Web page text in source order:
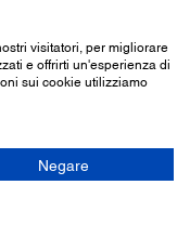
visitatori, per migliorare
e offrirti un'esperienza di
sui cookie utilizziamo
Negare